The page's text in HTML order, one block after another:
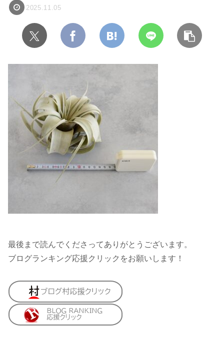
2025.11.05
最後まで読んでくださってありがとうございます。
ブログランキング応援クリックをお願いします！